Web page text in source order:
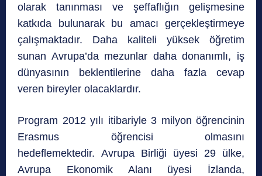
olarak tanınması ve şeffaflığın gelişmesine
katkıda bulunarak bu amacı gerçekleştirmeye
çalışmaktadır. Daha kaliteli yüksek öğretim
sunan Avrupa’da mezunlar daha donanımlı, iş
dünyasının beklentilerine daha fazla cevap
veren bireyler olacaklardır.
Program 2012 yılı itibariyle 3 milyon öğrencinin
Erasmus öğrencisi olmasını
hedeflemektedir. Avrupa Birliği üyesi 29 ülke,
Avrupa Ekonomik Alanı üyesi İzlanda,